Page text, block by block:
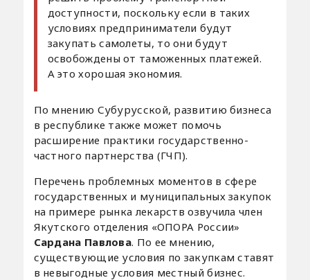
доступности, поскольку если в таких
условиях предприниматели будут
закупать самолеты, то они будут
освобождены от таможенных платежей.
А это хорошая экономия.
По мнению Субурусской, развитию бизнеса
в республике также может помочь
расширение практики государственно-
частного партнерства (ГЧП).
Перечень проблемных моментов в сфере
государственных и муниципальных закупок
на примере рынка лекарств озвучила член
Якутского отделения «ОПОРА России»
Сардана Павлова. По ее мнению,
существующие условия по закупкам ставят
в невыгодные условия местный бизнес.